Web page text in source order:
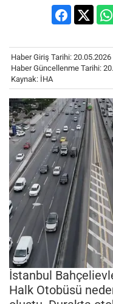
Haber Giriş Tarihi: 20.05.2026
Haber Güncellenme Tarihi:
Kaynak: İHA
İstanbul
Halk Otobüsü